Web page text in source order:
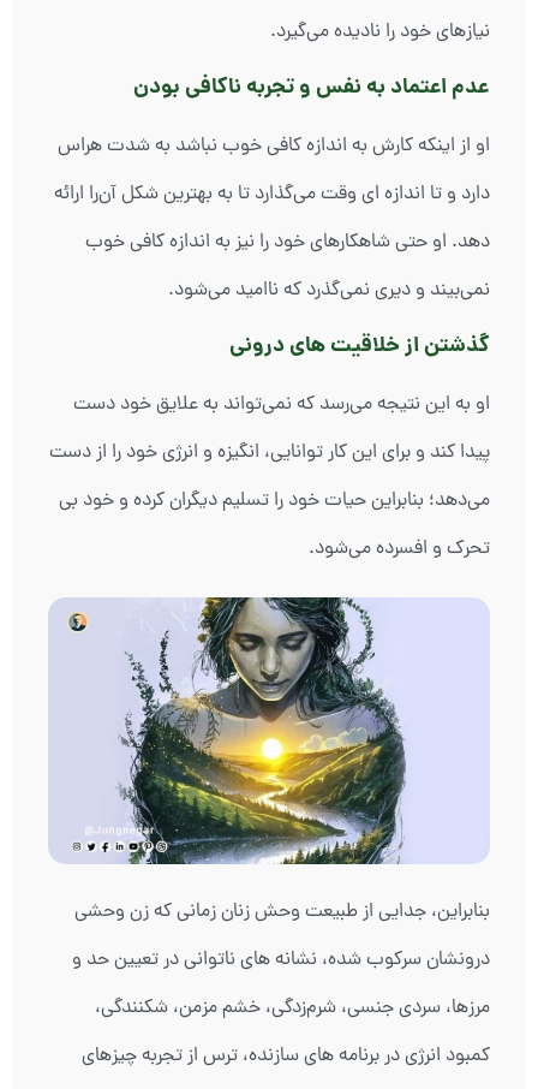
نیازهای خود را نادیده می‌گیرد.
عدم اعتماد به نفس و تجربه ناکافی بودن
او از اینکه کارش به اندازه کافی خوب نباشد به شدت هراس
دارد و تا اندازه ای وقت می‌گذارد تا به بهترین شکل آن‌را ارائه
دهد. او حتی شاهکارهای خود را نیز به اندازه کافی خوب
نمی‌بیند و دیری نمی‌گذرد که ناامید می‌شود.
گذشتن از خلاقیت های درونی
او به این نتیجه می‌رسد که نمی‌تواند به علایق خود دست
پیدا کند و برای این کار توانایی، انگیزه و انرژی خود را از دست
می‌دهد؛ بنابراین حیات خود را تسلیم دیگران کرده و خود بی
تحرک و افسرده می‌شود.
بنابراین، جدایی از طبیعت وحش زنان زمانی که زن وحشی
درونشان سرکوب شده، نشانه های ناتوانی در تعیین حد و
مرزها، سردی جنسی، شرم‌زدگی، خشم مزمن، شکنندگی،
کمبود انرژی در برنامه های سازنده، ترس از تجربه چیزهای